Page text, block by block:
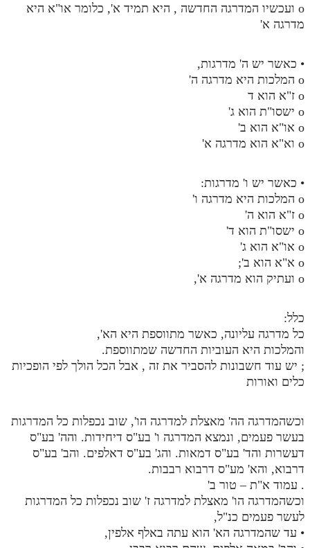
o ועכשיו המדרגה החדשה , היא תמיד א', כלומר או"א היא
מדרגה א'
• כאשר יש ה' מדרגות,
o המלכות היא מדרגה ה'
o ז"א הוא ד
o ישסו"ת הוא ג'
o או"א הוא ב'
o וא"א הוא מדרגה א'
• כאשר יש ו' מדרגות:
o המלכות היא מדרגה ו'
o ז"א הוא ה'
o ישסו"ת הוא ד'
o או"א הוא ג'
o א"א הוא ב';
o ועתיק הוא מדרגה א',
כלל:
כל מדרגה עליונה, כאשר מתווספת היא הא',
והמלכות היא העוביות החדשה שמתווספת.
; יש עוד חשבונות להסביר את זה , אבל הכל הולך לפי הופכיות
כלים ואורות
וכשהמדרגה הה' מאצלת למדרגה הו', שוב נכפלות כל המדרגות
בעשר פעמים, ונמצא המדרגה ו' בע"ס דיחידות. והה' בע"ס
דעשרות והד' בע"ס דמאות. והג' בע"ס דאלפים. והב' בע"ס
דרבוא, והא' מע"ס דרבוא רבבות.
. עמוד א"ת – טור ב'
וכשהמדרגה הו' מאצלת למדרגה ז' שוב נכפלות כל המדרגות
לעשר פעמים כנ"ל,
• עד שהמדרגה הא' הוא עתה באלף אלפין,